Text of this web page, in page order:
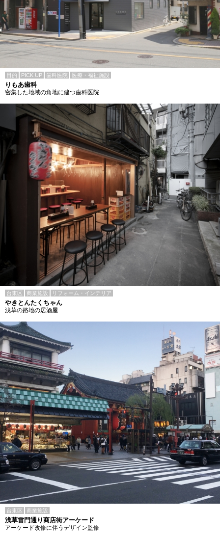
目的 PICK UP 歯科医院 医療・福祉施設
りもあ歯科
密集した地域の角地に建つ歯科医院
台東区 商業施設 リフォーム・インテリア
やきとんたくちゃん
浅草の路地の居酒屋
台東区 商業施設
浅草雷門通り商店街アーケード
アーケード改修に伴うデザイン監修